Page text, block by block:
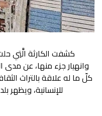
كشفت الكارثة الَّتِي
وانهيار جزء منها، عن مدى
كلّ ما له علاقة بالتراث
للإنسانية، ويظهر